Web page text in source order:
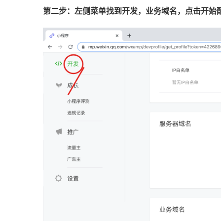
第二步：左侧菜单找到开发，业务域名，点击开始